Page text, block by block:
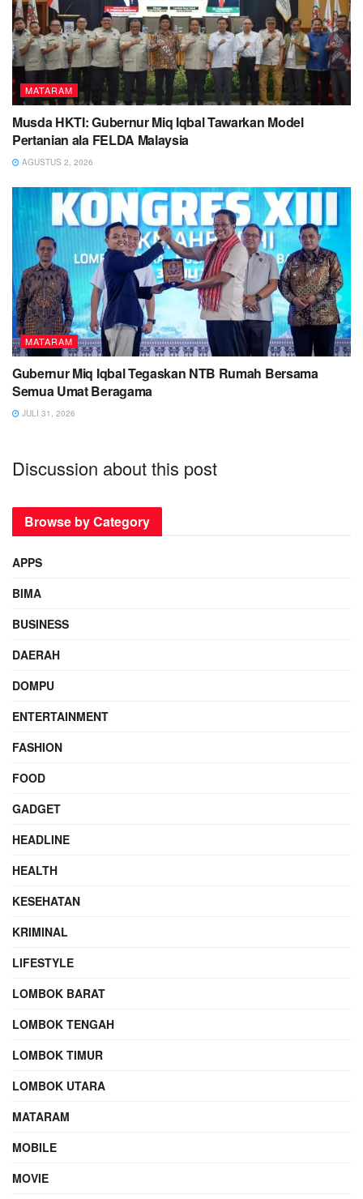
MATARAM
Musda HKTI: Gubernur Miq Iqbal Tawarkan Model
Pertanian ala FELDA Malaysia
AGUSTUS 2, 2026
MATARAM
Gubernur Miq Iqbal Tegaskan NTB Rumah Bersama
Semua Umat Beragama
JULI 31, 2026
Discussion about this post
Browse by Category
APPS
BIMA
BUSINESS
DAERAH
DOMPU
ENTERTAINMENT
FASHION
FOOD
GADGET
HEADLINE
HEALTH
KESEHATAN
KRIMINAL
LIFESTYLE
LOMBOK BARAT
LOMBOK TENGAH
LOMBOK TIMUR
LOMBOK UTARA
MATARAM
MOBILE
MOVIE